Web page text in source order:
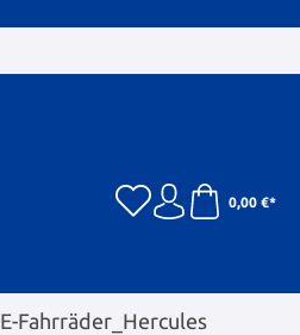
0,00 €*
E-Fahrräder_Hercules